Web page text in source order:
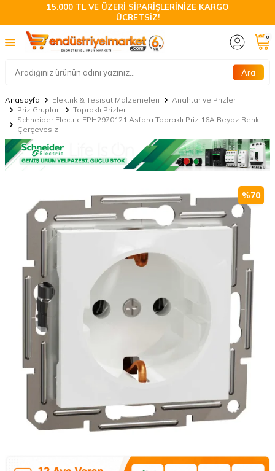
15.000 TL VE ÜZERİ SİPARİŞLERİNİZE KARGO
ÜCRETSİZ!
Ara
0
Anasayfa Elektrik & Tesisat Malzemeleri
Anahtar ve Prizler
Priz Grupları
Topraklı Prizler
Schneider Electric EPH2970121 Asfora Topraklı Priz 16A Beyaz Renk -
Çerçevesiz
%70